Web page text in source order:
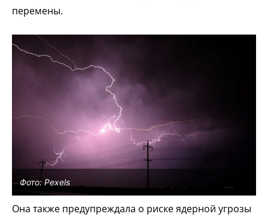
перемены.
Фото: Pexels
Она также предупреждала о риске ядерной угрозы